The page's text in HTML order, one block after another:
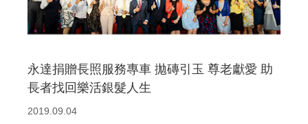
永達捐贈長照服務專車 拋磚引玉 尊老獻愛 助
長者找回樂活銀髮人生
2019.09.04